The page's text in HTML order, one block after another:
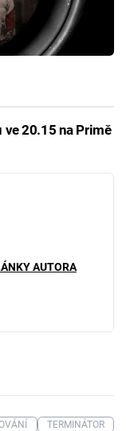
ve 20.15 na Primě
AUTORA
TERMINÁTOR